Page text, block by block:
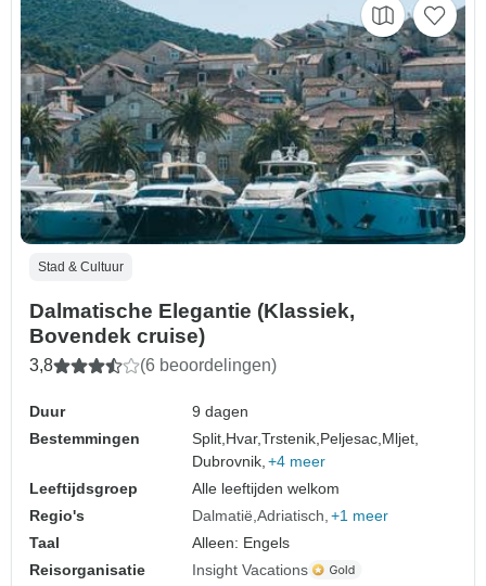
Stad & Cultuur
Dalmatische Elegantie (Klassiek,
Bovendek cruise)
3,8 (6 beoordelingen)
Duur
9 dagen
Bestemmingen
Split, Hvar,Trstenik, Peljesac, Mljet,
Dubrovnik, +4 meer
Leeftijdsgroep
Alle leeftijden welkom
Regio's
Dalmatië Adriatisch +1 meer
Taal
Alleen: Engels
Reisorganisatie
Insight Vacations